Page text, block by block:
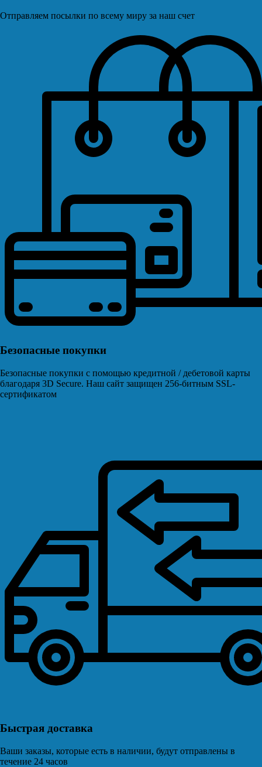
Отправляем посылки по всему миру за наш счет
Безопасные покупки
Безопасные покупки с помощью кредитной / дебетовой карты
благодаря 3D Secure. Наш сайт защищен 256-битным SSL-
сертификатом
Быстрая доставка
Ваши заказы, которые есть в наличии, будут отправлены в
течение 24 часов